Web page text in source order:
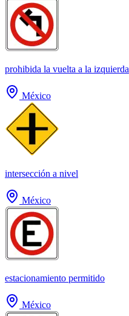
prohibida la vuelta a la izquierda
México
intersección a nivel
México
estacionamiento permitido
México